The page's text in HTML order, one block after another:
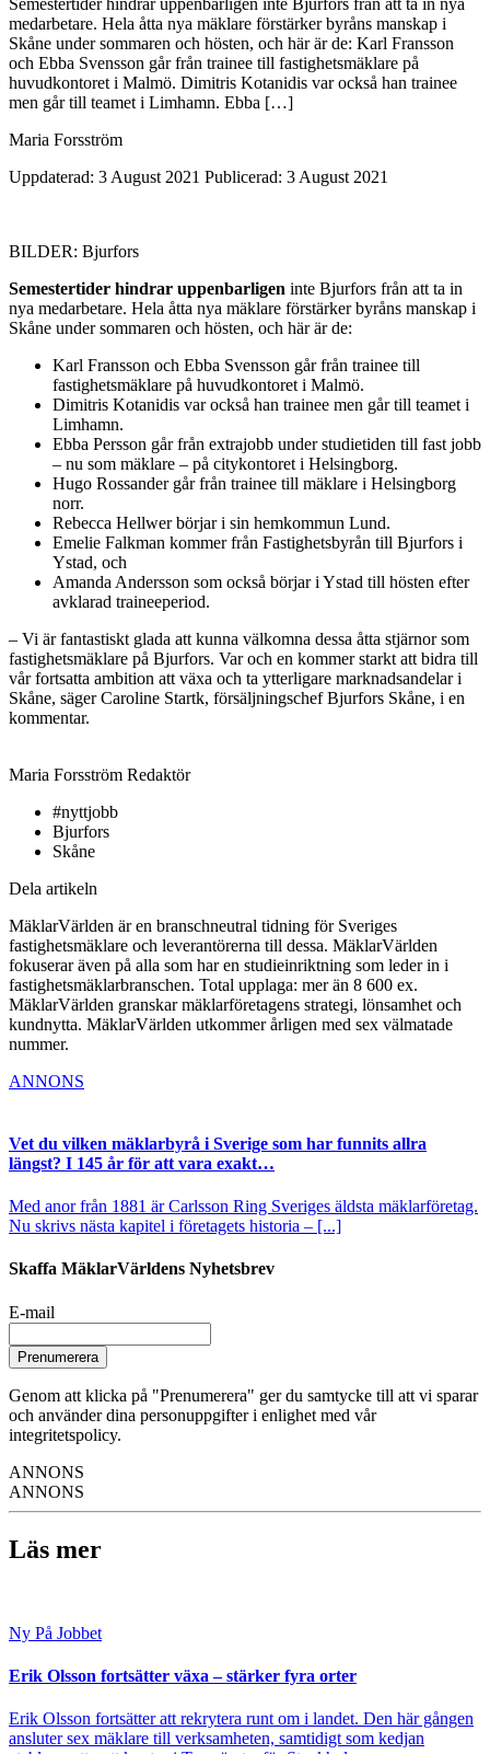
medarbetare. Hela åtta nya mäklare förstärker byråns manskap i
Skåne under sommaren och hösten, och här är de: Karl Fransson
och Ebba Svensson går från trainee till fastighetsmäklare på
huvudkontoret i Malmö. Dimitris Kotanidis var också han trainee
men går till teamet i Limhamn. Ebba […]
Maria Forsström
Uppdaterad: 3 August 2021 Publicerad: 3 August 2021
BILDER: Bjurfors
Semestertider hindrar uppenbarligen inte Bjurfors från att ta in
nya medarbetare. Hela åtta nya mäklare förstärker byråns manskap i
Skåne under sommaren och hösten, och här är de:
Karl Fransson och Ebba Svensson går från trainee till
fastighetsmäklare på huvudkontoret i Malmö.
Dimitris Kotanidis var också han trainee men går till teamet i
Limhamn.
Ebba Persson går från extrajobb under studietiden till fast jobb
– nu som mäklare – på citykontoret i Helsingborg.
Hugo Rossander går från trainee till mäklare i Helsingborg
norr.
Rebecca Hellwer börjar i sin hemkommun Lund.
Emelie Falkman kommer från Fastighetsbyrån till Bjurfors i
Ystad, och
Amanda Andersson som också börjar i Ystad till hösten efter
avklarad traineeperiod.
– Vi är fantastiskt glada att kunna välkomna dessa åtta stjärnor som
fastighetsmäklare på Bjurfors. Var och en kommer starkt att bidra till
vår fortsatta ambition att växa och ta ytterligare marknadsandelar i
Skåne, säger Caroline Startk, försäljningschef Bjurfors Skåne, i en
kommentar.
Maria Forsström Redaktör
#nyttjobb
Bjurfors
Skåne
Dela artikeln
MäklarVärlden är en branschneutral tidning för Sveriges
fastighetsmäklare och leverantörerna till dessa. MäklarVärlden
fokuserar även på alla som har en studieinriktning som leder in i
fastighetsmäklarbranschen. Total upplaga: mer än 8 600 ex.
MäklarVärlden granskar mäklarföretagens strategi, lönsamhet och
kundnytta. MäklarVärlden utkommer årligen med sex välmatade
nummer.
ANNONS
Vet du vilken mäklarbyrå i Sverige som har funnits allra
längst? I 145 år för att vara exakt…
Med anor från 1881 är Carlsson Ring Sveriges äldsta mäklarföretag.
Nu skrivs nästa kapitel i företagets historia – [...]
Skaffa MäklarVärldens Nyhetsbrev
E-mail
Prenumerera
Genom att klicka på "Prenumerera" ger du samtycke till att vi sparar
och använder dina personuppgifter i enlighet med vår
integritetspolicy.
ANNONS
ANNONS
Läs mer
Ny På Jobbet
Erik Olsson fortsätter växa – stärker fyra orter
Erik Olsson fortsätter att rekrytera runt om i landet. Den här gången
ansluter sex mäklare till verksamheten, samtidigt som kedjan